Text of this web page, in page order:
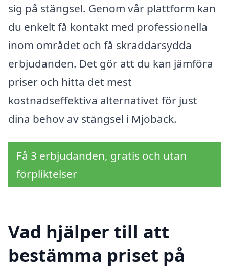
sig på stängsel. Genom vår plattform kan
du enkelt få kontakt med professionella
inom området och få skräddarsydda
erbjudanden. Det gör att du kan jämföra
priser och hitta det mest
kostnadseffektiva alternativet för just
dina behov av stängsel i Mjöbäck.
Få 3 erbjudanden, gratis och utan
förpliktelser
Vad hjälper till att
bestämma priset på